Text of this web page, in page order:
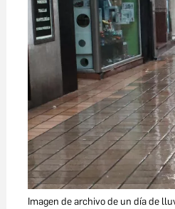
Imagen de archivo de un día de